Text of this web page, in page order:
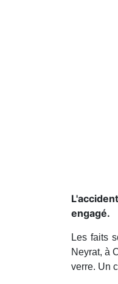
engagé.
Les faits
Neyrat, à
verre. Un